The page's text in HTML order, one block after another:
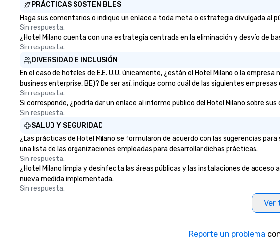
PRÁCTICAS SOSTENIBLES
Haga sus comentarios o indique un enlace a toda meta o estrategia divulgada al
Sin respuesta.
¿Hotel Milano cuenta con una estrategia centrada en la eliminación y desvío de
Sin respuesta.
DIVERSIDAD E INCLUSIÓN
En el caso de hoteles de E.E. U.U. únicamente, ¿están el Hotel Milano o la
business enterprise, BE)? De ser así, indique como cuál de las siguientes
Sin respuesta.
Si corresponde, ¿podría dar un enlace al informe público del Hotel Milano sobre
Sin respuesta.
SALUD Y SEGURIDAD
¿Las prácticas de Hotel Milano se formularon de acuerdo con las sugerencias
una lista de las organizaciones empleadas para desarrollar dichas prácticas.
Sin respuesta.
¿Hotel Milano limpia y desinfecta las áreas públicas y las instalaciones de acceso
nueva medida implementada.
Sin respuesta.
Ver
Reporte un problema